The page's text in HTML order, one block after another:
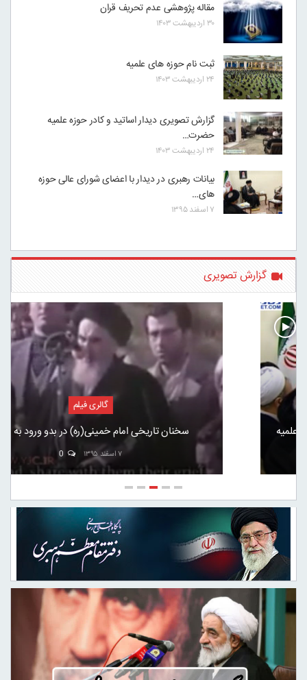
مقاله پژوهشی عدم تحریف قران
۳۰ اردیبهشت ۱۴۰۳
ثبت نام حوزه های علمیه
۲۴ اردیبهشت ۱۴۰۳
گزارش تصویری دیدار اساتید و کادر حوزه علمیه
حضرت…
۲۴ اردیبهشت ۱۴۰۳
بیانات رهبری در دیدار با اعضای شورای عالی حوزه
های…
۷ اسفند ۱۳۹۵
گزارش تصویری
گالری فیلم
سخنان تاریخی امام خمینی(ره) در بدو ورود به ایران
0